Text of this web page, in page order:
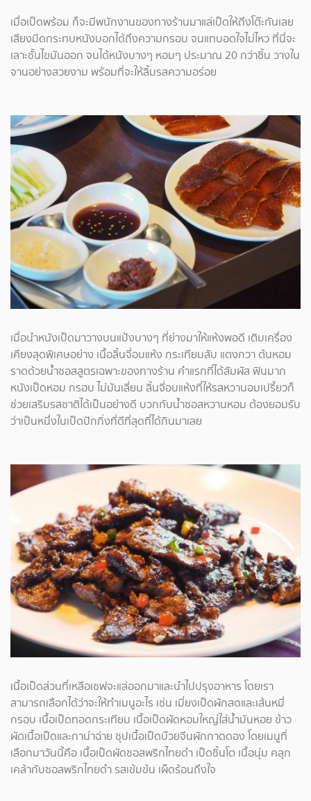
เมื่อเป็ดพร้อม ก็จะมีพนักงานของทางร้านมาแล่เป็ดให้ถึงโต๊ะกันเลย
เสียงมีดกระทบหนังบอกได้ถึงความกรอบ จนแทบอดใจไม่ไหว ที่นี่จะ
เลาะชั้นไขมันออก จนได้หนังบางๆ หอมๆ ประมาณ 20 กว่าชิ้น วางใน
จานอย่างสวยงาม พร้อมที่จะให้ลิ้มรสความอร่อย
เมื่อนำหนังเป็ดมาวางบนแป้งบางๆ ที่ย่างมาให้แห้งพอดี เติมเครื่อง
เคียงสุดพิเศษอย่าง เนื้อลิ้นจี่อบแห้ง กระเทียมสับ แตงกวา ต้นหอม
ราดด้วยน้ำซอสสูตรเฉพาะของทางร้าน คำแรกที่ได้สัมผัส ฟินมาก
หนังเป็ดหอม กรอบ ไม่มันเลี่ยน ลิ้นจี่อบแห้งที่ให้รสหวานอมเปรี้ยวก็
ช่วยเสริมรสชาติได้เป็นอย่างดี บวกกับน้ำซอสหวานหอม ต้องยอมรับ
ว่าเป็นหนึ่งในเป็ดปักกิ่งที่ดีที่สุดที่ได้กินมาเลย
เนื้อเป็ดส่วนที่เหลือเชฟจะแล่ออกมาและนำไปปรุงอาหาร โดยเรา
สามารถเลือกได้ว่าจะให้ทำเมนูอะไร เช่น เมี่ยงเป็ดผักสดและเส้นหมี่
กรอบ เนื้อเป็ดทอดกระเทียม เนื้อเป็ดผัดหอมใหญ่ใส่น้ำมันหอย ข้าว
ผัดเนื้อเป็ดและกาน่าฉ่าย ซุปเนื้อเป็ดบ๊วยจีนผักกาดดอง โดยเมนูที่
เลือกมาวันนี้คือ เนื้อเป็ดผัดซอสพริกไทยดำ เป็ดชิ้นโต เนื้อนุ่ม คลุก
เคล้ากับซอสพริกไทยดำ รสเข้มข้น เผ็ดร้อนถึงใจ